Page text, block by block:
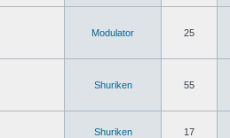
Modulator 25
Shuriken 55
Shuriken 17